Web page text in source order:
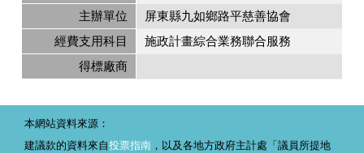
主辦單位
屏東縣九如鄉路平慈善協會
經費支用科目
施政計畫綜合業務聯合服務
得標廠商
本網站資料來源：
建議款的資料來自投票指南 ，以及各地方政府主計處「議員所提地